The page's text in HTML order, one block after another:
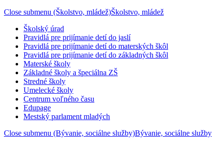
Close submenu (Školstvo, mládež)Školstvo, mládež
Školský úrad
Pravidlá pre prijímanie detí do jaslí
Pravidlá pre prijímanie detí do materských škôl
Pravidlá pre prijímanie detí do základných škôl
Materské školy
Základné školy a špeciálna ZŠ
Stredné školy
Umelecké školy
Centrum voľného času
Edupage
Mestský parlament mladých
Close submenu (Bývanie, sociálne služby)Bývanie, sociálne služby